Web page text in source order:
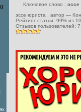
Ключовое слово : эссе
эссе юриста
, автор —
Рейтинг статьи: 99% из
Отзывов пользователей: 7